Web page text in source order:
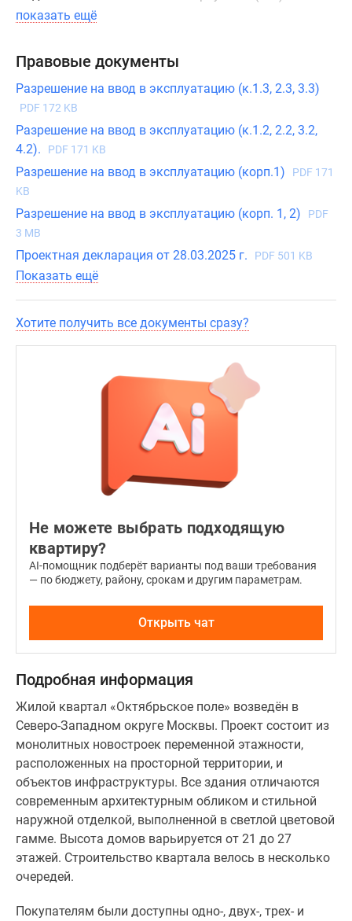
умолчанию
квартирах
есть
металлические
входные
двери
с
надежной
замков,
современные
оконные
стеклопакеты
с
улучшенной
звукоизоляцией
микропроветривания,
Все
распроданы.
показать ещё
Правовые документы
Разрешение на ввод в эксплуатацию (к.1.3, 2.3, 3.3)
PDF 172 KB
Разрешение на ввод в эксплуатацию (к.1.2, 2.2, 3.2,
4.2).
PDF 171 KB
Разрешение на ввод в эксплуатацию (корп.1)
PDF 171
KB
Разрешение на ввод в эксплуатацию (корп. 1, 2)
PDF
3 MB
Проектная декларация от 28.03.2025 г. PDF 501 KB
Показать ещё
Хотите получить все документы сразу?
Не можете выбрать подходящую
квартиру?
AI-помощник подберёт варианты под ваши требования
— по бюджету, району, срокам и другим параметрам.
Открыть чат
Подробная информация
Жилой квартал «Октябрьское поле» возведён в
Северо-Западном округе Москвы. Проект состоит из
монолитных новостроек переменной этажности,
расположенных на просторной территории, и
объектов инфраструктуры. Все здания отличаются
современным архитектурным обликом и стильной
наружной отделкой, выполненной в светлой цветовой
гамме. Высота домов варьируется от 21 до 27
этажей. Строительство квартала велось в несколько
очередей.
Покупателям были доступны одно-, двух-, трех- и